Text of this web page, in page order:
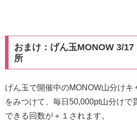
おまけ：げん玉MONOW 3/
所
げん玉で開催中のMONOW山分けキ
をみつけて、毎日50,000pt山分けで
できる回数が＋１されます。